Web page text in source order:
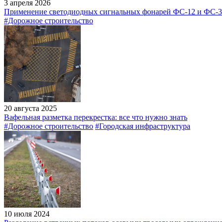
3 апреля 2026
Применение светодиодных сигнальных фонарей ФС-12 и ФС-
#Дорожное строительство
20 августа 2025
Вафельная разметка перекрестка: все что нужно знать
#Дорожное строительство #Городская инфраструктура
10 июля 2024